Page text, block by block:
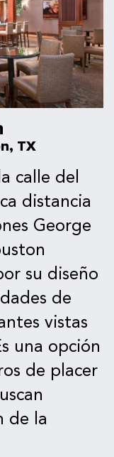
TX
calle del
distancia
George
su diseño
de
vistas
una opción
de placer
de la